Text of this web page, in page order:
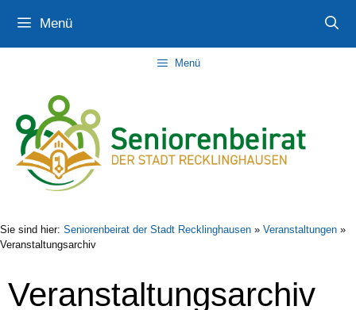
Inhalt
springen
Navigation
springen
Inhalt
springen
Menü
Menü
Sie sind hier: Seniorenbeirat der Stadt Recklinghausen » Veranstaltungen »
Veranstaltungsarchiv
Veranstaltungsarchiv